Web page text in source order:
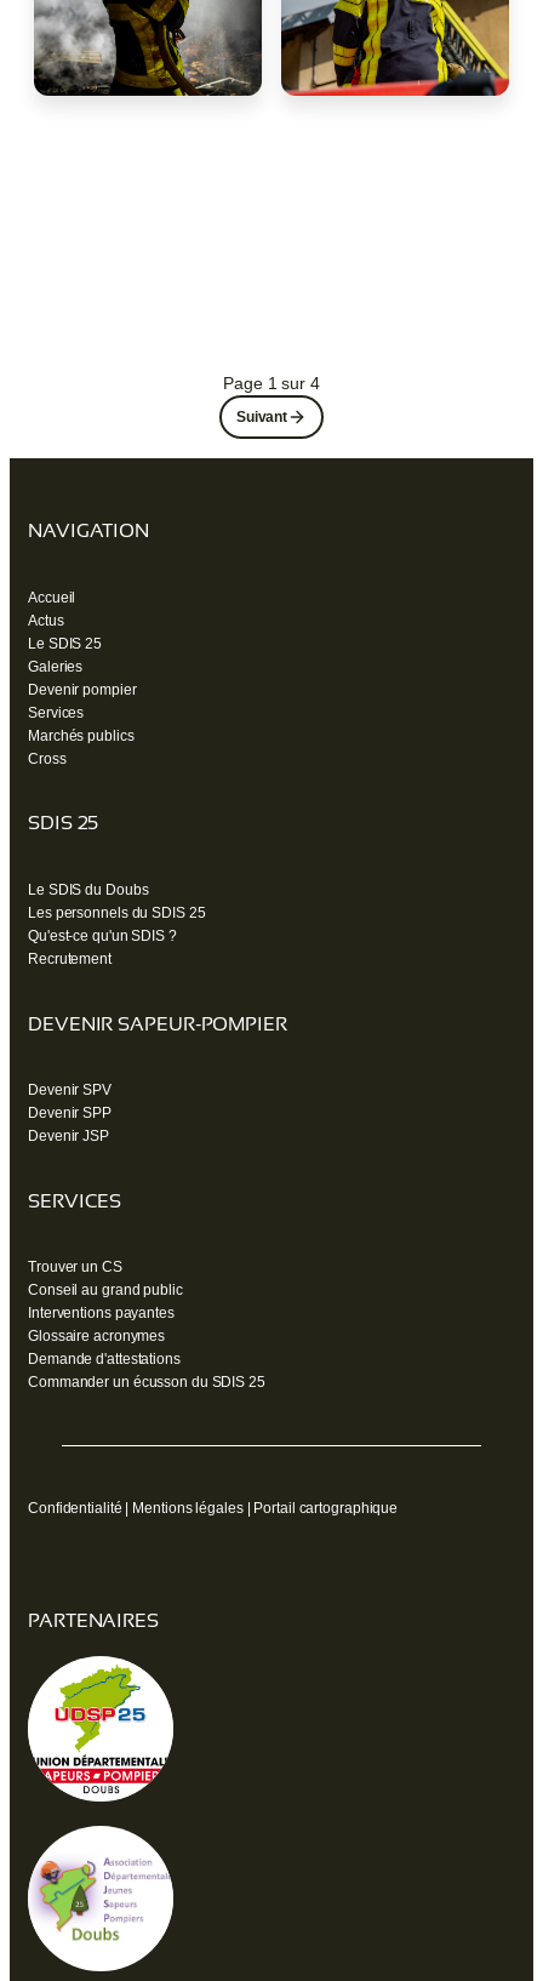
Page 1 sur 4
Suivant
NAVIGATION
Accueil
Actus
Le SDIS 25
Galeries
Devenir pompier
Services
Marchés publics
Cross
SDIS 25
Le SDIS du Doubs
Les personnels du SDIS 25
Qu'est-ce qu'un SDIS ?
Recrutement
DEVENIR SAPEUR-POMPIER
Devenir SPV
Devenir SPP
Devenir JSP
SERVICES
Trouver un CS
Conseil au grand public
Interventions payantes
Glossaire acronymes
Demande d'attestations
Commander un écusson du SDIS 25
Confidentialité Mentions légales| Portail cartographique
PARTENAIRES